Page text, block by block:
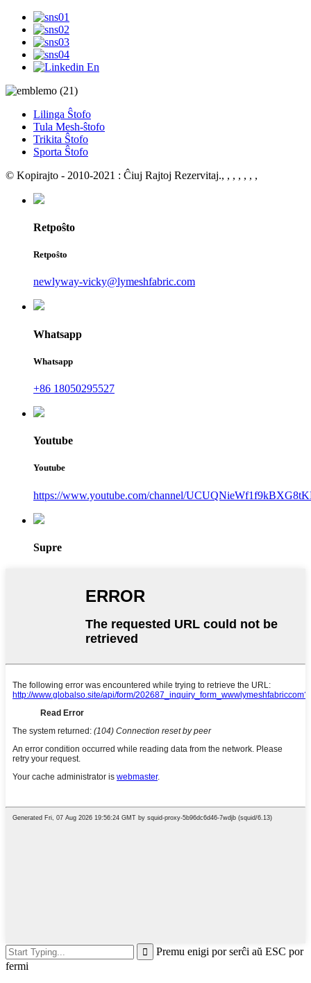
Lilinga Ŝtofo
Tula Mesh-ŝtofo
Trikita Ŝtofo
Sporta Ŝtofo
© Kopirajto - 2010-2021 : Ĉiuj Rajtoj Rezervitaj., , , , , , ,
Retpoŝto
Retpoŝto
newlyway-vicky@lymeshfabric.com
Whatsapp
Whatsapp
+86 18050295527
Youtube
Youtube
https://www.youtube.com/channel/
Supre
Premu enigi por serĉi aŭ ESC por
fermi